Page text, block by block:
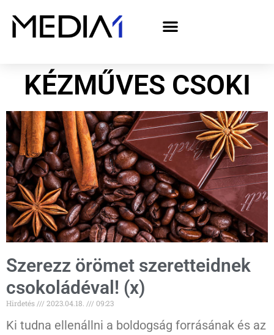
KÉZMŰVES CSOKI
Szerezz örömet szeretteidnek
csokoládéval! (x)
Hirdetés 2023.04.18. 09:23
Ki tudna ellenállni a boldogság forrásának és az